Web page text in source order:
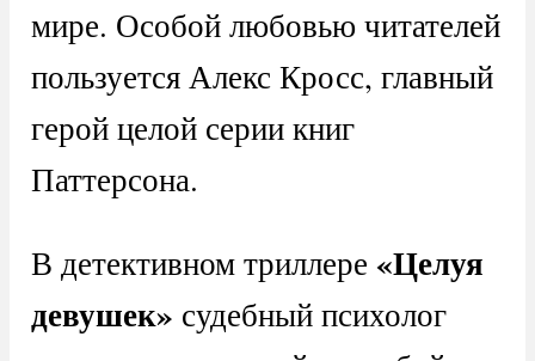
мире. Особой любовью читателей
пользуется Алекс Кросс, главный
герой целой серии книг
Паттерсона.
В детективном триллере «Целуя
девушек» судебный психолог